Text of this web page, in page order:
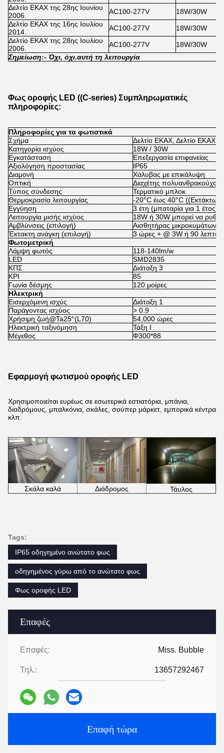
Επαφές
Επαφές: Miss. Bubble
Τηλ.: 13657292467
Επαφή τώρα
Δελτίο ΕΚΑΧ της 28ης Ιουνίου
2006.
AC100-277V
18W/30W
Δελτίο ΕΚΑΧ της 16ης Ιουλίου
2014.
AC100-277V
18W/30W
Δελτίο ΕΚΑΧ της 28ης Ιουλίου
2006.
AC100-277V
18W/30W
Σημείωση:- Όχι, όχι.αυτή τη λειτουργία
Φως οροφής LED ((C-series) Συμπληρωματικές
πληροφορίες:
Πληροφορίες για τα φωτιστικά
Σχήμα
Δελτίο ΕΚΑΧ, Δελτίο ΕΚΑΧ,
Κατηγορία ισχύος
18W / 30W
Εγκατάσταση
Επεξεργασία επιφανείας
Αξιολόγηση προστασίας
IP65
Διαμονή
Χάλυβας με επικάλυψη
Οπτική
Διαχέτης πολυανθρακούχου
Τύπος σύνδεσης
Τερματικό μπλοκ
Θερμοκρασία λειτουργίας
-20°C έως 40°C ((Εκτάκτως
Εγγύηση
3 έτη (μπαταρία για 1 έτος)
Λειτουργία μισής ισχύος
18W ή 30W μπορεί να
Αμβλύνσεις (επιλογή)
Αισθητήρας μικροκυμάτων
Έκτακτη ανάγκη (επιλογή)
3 ώρες + @ 3W ή 90 λεπτά
Φωτομετρική
Λάμψη φωτός
118-140lm/w
LED
SMD2835
ΚΠΣ
Διάταξη 3
ΚΡΙ
85
Γωνία δέσμης
120 μοίρες
Ηλεκτρική
Εισερχόμενη ισχύς
Διάταξη 1
Παράγοντας ισχύος
> 0.9
Χρήσιμη ζωή@Ta25°(L70)
54,000 ώρες
Ηλεκτρική ταξινόμηση
Τάξη Ι
Μέγεθος
Φ300*88
Εφαρμογή φωτισμού οροφής LED
Χρησιμοποιείται ευρέως σε εσωτερικά εστιατόρια, μπάνια,
διαδρόμους, μπαλκόνια, σκάλες, σούπερ μάρκετ, εμπορικά κέντρα
κλπ.
Σκάλα καλά Διάδρομος Τάυλος
Tags:
IP65 οδηγημένο ανώτατο φως
οδηγημένος γύρω από το ανώτατο φως
Φως οροφής LED